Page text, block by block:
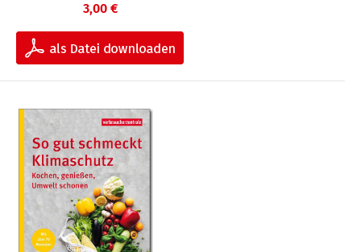
3,00 €